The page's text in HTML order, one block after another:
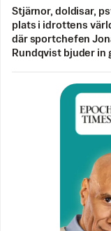
Stjärnor, doldisar,
plats i idrottens
där sportchefen
Rundqvist bjuder in